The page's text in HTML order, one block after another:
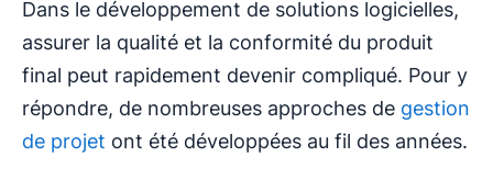
Dans le développement de solutions logicielles,
assurer la qualité et la conformité du produit
final peut rapidement devenir compliqué. Pour y
répondre, de nombreuses approches de gestion
de projet ont été développées au fil des années.